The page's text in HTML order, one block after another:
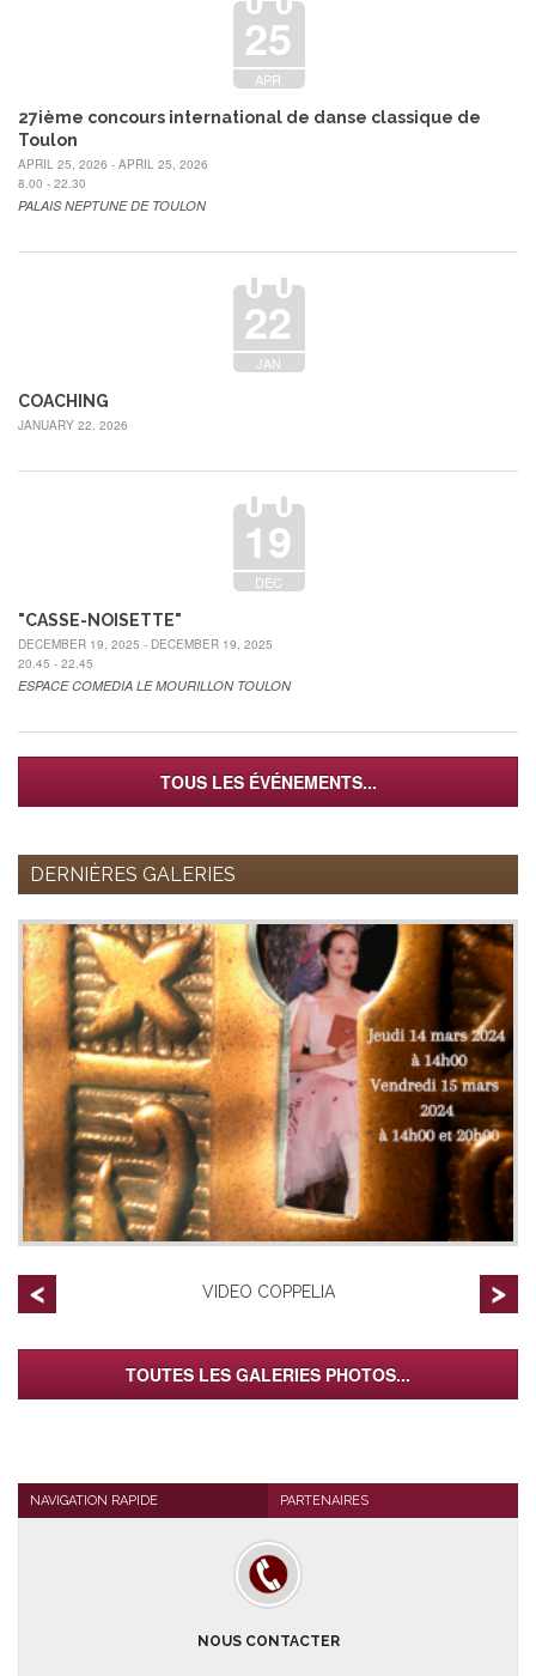
25
APR
27ième concours international de danse classique de
Toulon
APRIL 25, 2026 - APRIL 25, 2026
8.00 - 22.30
PALAIS NEPTUNE DE TOULON
22
JAN
COACHING
JANUARY 22, 2026
19
DEC
"CASSE-NOISETTE"
DECEMBER 19, 2025 - DECEMBER 19, 2025
20.45 - 22.45
ESPACE COMEDIA LE MOURILLON TOULON
TOUS LES ÉVÉNEMENTS...
DERNIÈRES GALERIES
VIDEO COPPELIA
TOUTES LES GALERIES PHOTOS...
NAVIGATION RAPIDE PARTENAIRES
NOUS CONTACTER